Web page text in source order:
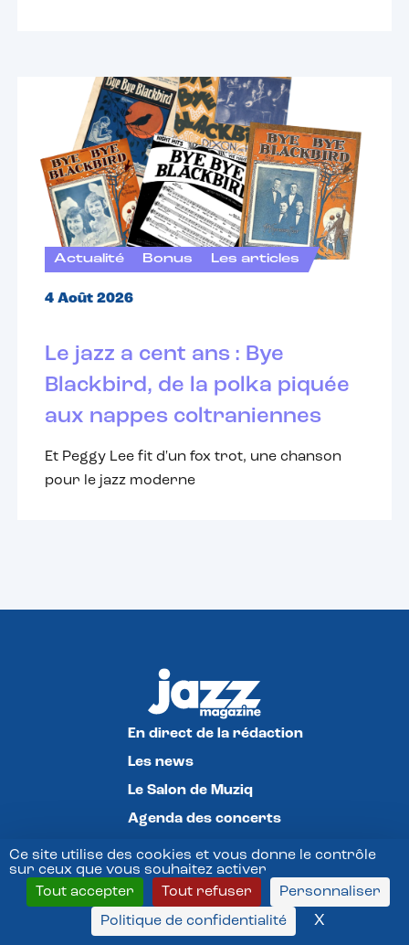
Ce site utilise des cookies et vous donne le contrôle
sur ceux que vous souhaitez activer
Tout accepter
Tout refuser
Personnaliser
Politique de confidentialité
X
Actualité Bonus Les articles
4 Août 2026
Le jazz a cent ans : Bye
Blackbird, de la polka piquée
aux nappes coltraniennes
Et Peggy Lee fit d'un fox trot, une chanson
pour le jazz moderne
En direct de la rédaction
Les news
Le Salon de Muziq
Agenda des concerts
Nos magazines
En kiosque ce mois-ci
Archives Jazz Magazine
Archives Jazz News